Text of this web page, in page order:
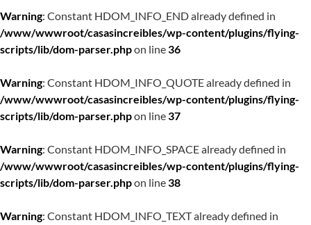
Warning: Constant HDOM_INFO_END already defined in
/www/wwwroot/casasincreibles/wp-content/plugins/flying-
scripts/lib/dom-parser.phpon line36
Warning: Constant HDOM_INFO_QUOTE already defined in
/www/wwwroot/casasincreibles/wp-content/plugins/flying-
scripts/lib/dom-parser.phpon line37
Warning: Constant HDOM_INFO_SPACE already defined in
/www/wwwroot/casasincreibles/wp-content/plugins/flying-
scripts/lib/dom-parser.phpon line38
Warning: Constant HDOM_INFO_TEXT already defined in